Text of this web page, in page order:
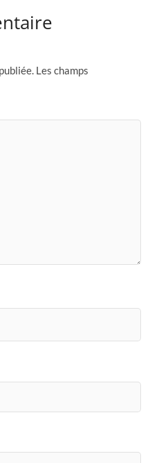
Les champs